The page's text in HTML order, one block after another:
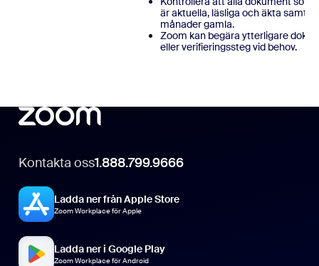
är aktuella, läsliga och äkta samt
månader gamla.
Zoom kan begära ytterligare
eller verifieringssteg vid behov.
Kontakta oss1.888.799.9666
Ladda ner från Apple Store
Zoom Workplace för Apple
Ladda ner i Google Play
Zoom Workplace för Android